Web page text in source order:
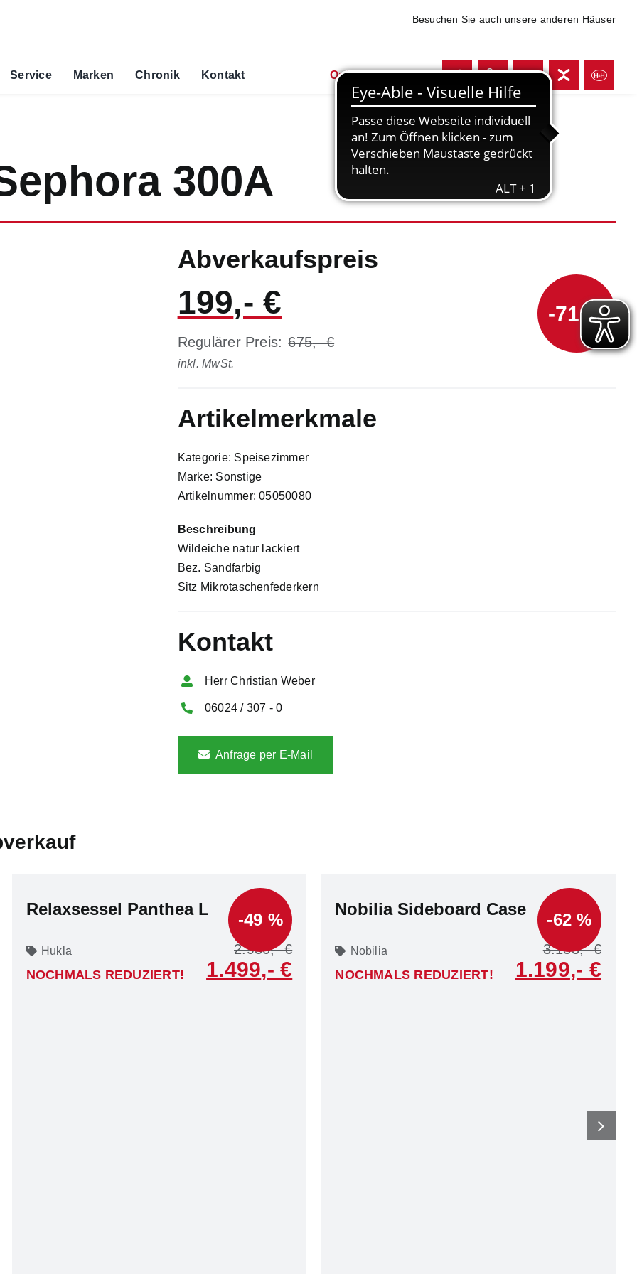
Besuchen Sie auch unsere anderen Häuser
Service Marken Chronik Kontakt Online shoppen
300A
Abverkaufspreis
199
Regulärer Preis: 675
inkl. MwSt.
-71 %
Artikelmerkmale
Kategorie: Speisezimmer
Marke: Sonstige
Artikelnummer: 05050080
Beschreibung
Wildeiche natur lackiert
Bez. Sandfarbig
Sitz Mikrotaschenfederkern
Kontakt
Herr Christian Weber
06024 / 307 - 0
Anfrage per E-Mail
Relaxsessel Panthea L
-49 %
Hukla 2.930
NOCHMALS REDUZIERT! 1.499
Nobilia Sideboard Case
-62 %
Nobilia 3.133
NOCHMALS REDUZIERT! 1.199